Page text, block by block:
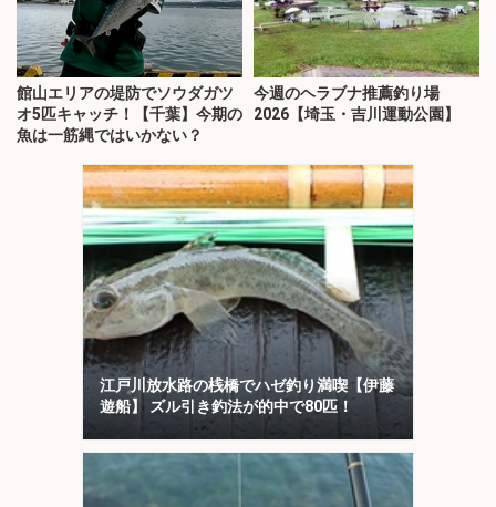
館山エリアの堤防でソウダガツ
オ5匹キャッチ！【千葉】今期の
魚は一筋縄ではいかない？
今週のヘラブナ推薦釣り場
2026【埼玉・吉川運動公園】
江戸川放水路の桟橋でハゼ釣り満喫【伊藤
遊船】 ズル引き釣法が的中で80匹！